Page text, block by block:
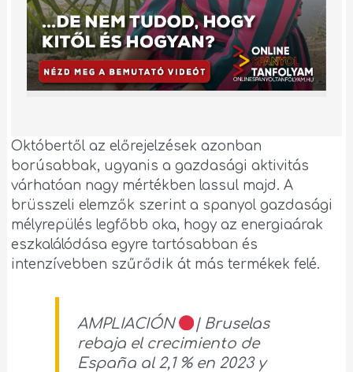
Októbertől az előrejelzések azonban
borúsabbak, ugyanis a gazdasági aktivitás
várhatóan nagy mértékben lassul majd. A
brüsszeli elemzők szerint a spanyol gazdasági
mélyrepülés legfőbb oka, hogy az energiaárak
eszkalálódása egyre tartósabban és
intenzívebben szűrődik át más termékek felé.
AMPLIACIÓN
| Bruselas
rebaja el crecimiento de
España al 2,1 % en 2023 y